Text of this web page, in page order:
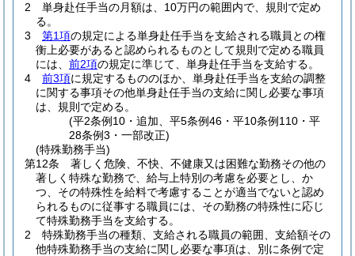
2
単身赴任手当の月額は、10万円の範囲内で、規則で定め
る。
3
第1項の規定による単身赴任手当を支給される職員との権
衡上必要があると認められるものとして規則で定める職員
には、 前2項の規定に準じて、単身赴任手当を支給する。
4
前3項に規定するもののほか、単身赴任手当を支給の調整
に関する事項その他単身赴任手当の支給に関し必要な事項
は、規則で定める。
(平2条例10・追加、平5条例46・平10条例110・平
28条例3・一部改正)
(特殊勤務手当)
第12条
著しく危険、不快、不健康又は困難な勤務その他の
著しく特殊な勤務で、給与上特別の考慮を必要とし、か
つ、その特殊性を給料で考慮することが適当でないと認め
られるものに従事する職員には、その勤務の特殊性に応じ
て特殊勤務手当を支給する。
2
特殊勤務手当の種類、支給される職員の範囲、支給額その
他特殊勤務手当の支給に関し必要な事項は、別に条例で定